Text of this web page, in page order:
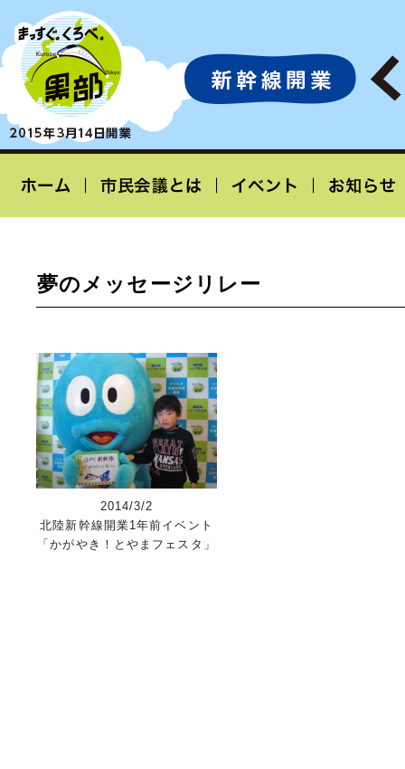
夢のメッセージリレー
2014/3/2
北陸新幹線開業1年前イベント
「かがやき！とやまフェスタ」